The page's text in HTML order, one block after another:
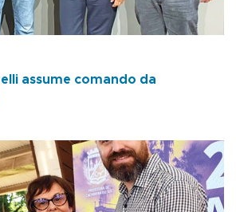
assume comando da